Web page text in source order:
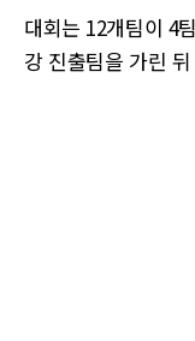
대회는 12개팀이 4
강 진출팀을 가린